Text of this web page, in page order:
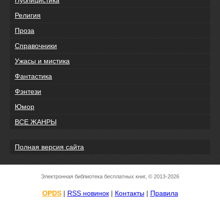
Религия
Проза
Справочники
Ужасы и мистика
Фантастика
Фэнтези
Юмор
ВСЕ ЖАНРЫ
Полная версия сайта
Электронная библиотека бесплатных книг, © 2013-2026
OPDS| RSS новинок| Контакты| Правила